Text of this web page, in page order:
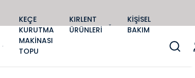
KEÇE
KURUTMA
MAKİNASI
TOPU
KIRLENT
ÜRÜNLERİ
KİŞİSEL
BAKIM